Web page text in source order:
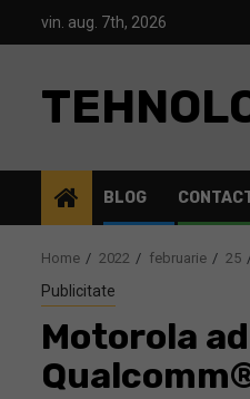
vin. aug. 7th, 2026
BLOG
Home 2022 februarie 25
Publicitate
Motorola